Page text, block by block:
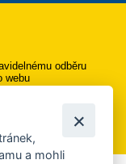
odběru
webu
a mohli